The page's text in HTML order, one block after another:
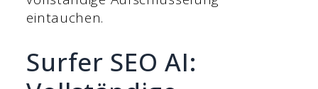
eintauchen.
Surfer SEO AI: